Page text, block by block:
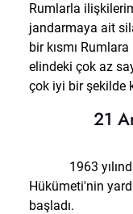
Rumlarla
jandarmaya ait
bir kısmı
elindeki çok az
çok iyi bir şekilde
21
1963
Hükümeti'nin
başladı.